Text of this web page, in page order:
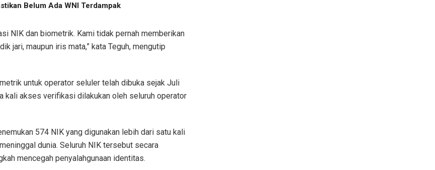
Belum Ada WNI Terdampak
NIK dan biometrik. Kami tidak pernah memberikan
jari, maupun iris mata,” kata Teguh, mengutip
untuk operator seluler telah dibuka sejak Juli
kali akses verifikasi dilakukan oleh seluruh operator
574 NIK yang digunakan lebih dari satu kali
dunia. Seluruh NIK tersebut secara
mencegah penyalahgunaan identitas.